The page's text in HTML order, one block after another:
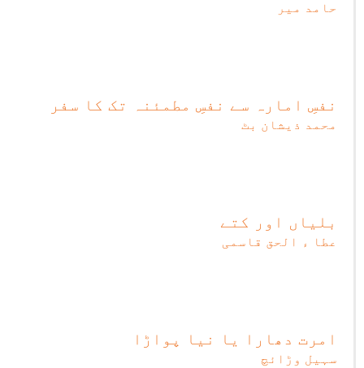
حامد میر
نفسِ امارہ سے نفسِ مطمئنہ تک کا سفر
محمد ذیشان بٹ
بلیاں اور کتے
عطا ء الحق قاسمی
امرت دھارا یا نیا پواڑا
سہیل وڑائچ